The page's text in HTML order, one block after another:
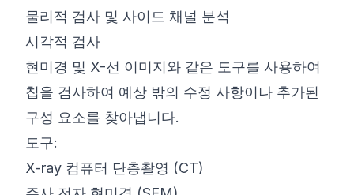
물리적 검사 및 사이드 채널 분석
시각적 검사
현미경 및 X-선 이미지와 같은 도구를 사용하여
칩을 검사하여 예상 밖의 수정 사항이나 추가된
구성 요소를 찾아냅니다.
도구:
X-ray 컴퓨터 단층촬영 (CT)